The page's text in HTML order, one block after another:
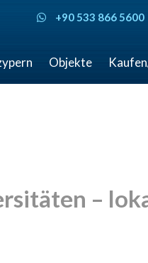
+90 533 866 5600
Objekte
–